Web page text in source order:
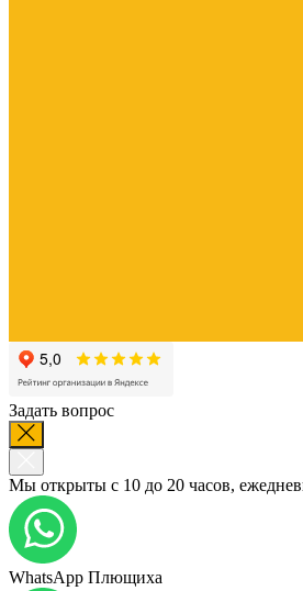
Задать вопрос
Мы открыты с 10 до 20 часов,
WhatsApp Плющиха